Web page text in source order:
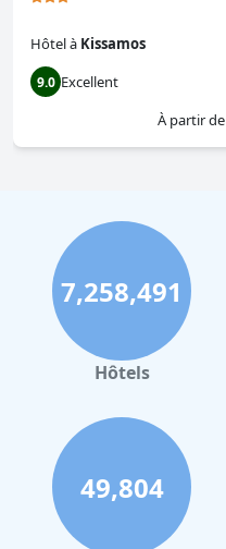
Hôtelà Kissamos
9.0 Excellent
À partir de
7,258,491
Hôtels
49,804